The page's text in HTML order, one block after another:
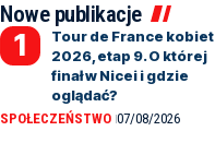
Nowe publikacje
Tour de France kobiet
2026, etap 9. O której
finał w Nicei i gdzie
oglądać?
SPOŁECZEŃSTWO 07/08/2026